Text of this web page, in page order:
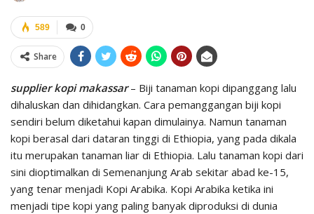
0
589
Share
supplier kopi makassar– Biji tanaman kopi dipanggang lalu
dihaluskan dan dihidangkan. Cara pemanggangan biji kopi
sendiri belum diketahui kapan dimulainya. Namun tanaman
kopi berasal dari dataran tinggi di Ethiopia, yang pada dikala
itu merupakan tanaman liar di Ethiopia. Lalu tanaman kopi dari
sini dioptimalkan di Semenanjung Arab sekitar abad ke-15,
yang tenar menjadi Kopi Arabika. Kopi Arabika ketika ini
menjadi tipe kopi yang paling banyak diproduksi di dunia